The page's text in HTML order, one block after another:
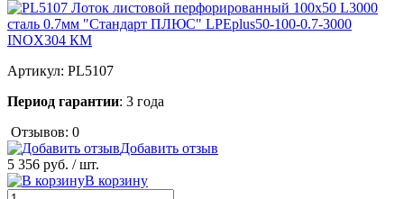
Артикул: PL5107
Период гарантии: 3 года
Отзывов: 0
Добавить отзыв
5 356 руб. / шт.
В корзину